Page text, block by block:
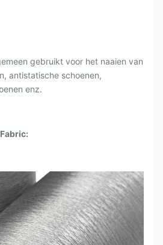
gebruikt voor het naaien van
antistatische schoenen,
enz.